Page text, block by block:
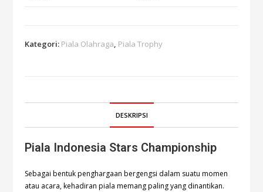
Kategori: Piala Olahraga, Piala Trophy
DESKRIPSI
Piala Indonesia Stars Championship
Sebagai bentuk penghargaan bergengsi dalam suatu momen
atau acara, kehadiran piala memang paling yang dinantikan.